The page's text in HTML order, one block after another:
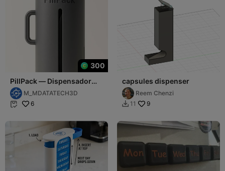
300
PillPack — Dispensador
Multiusos
M_MDATATECH3D
 6
capsules dispenser
Reem Chenzi
 11 9